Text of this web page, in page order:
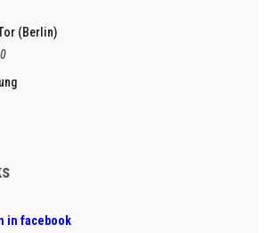
(Berlin)
in facebook